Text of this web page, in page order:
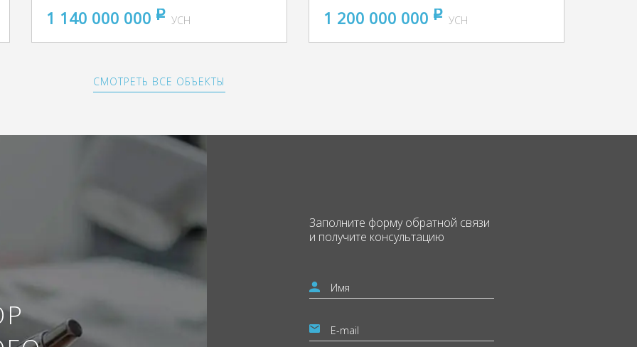
1 140 000 000 pуб
УСН 1 200 000 000 pуб
УСН
СМОТРЕТЬ ВСЕ ОБЪЕКТЫ
Заполните формуобратной связи
и получите консультацию